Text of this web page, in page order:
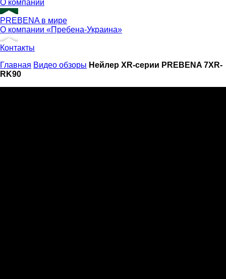
О компании
PREBENA в мире
О компании «Пребена-Украина»
Контакты
Главная Видео обзоры Нейлер XR-серии PREBENA 7XR-
RK90